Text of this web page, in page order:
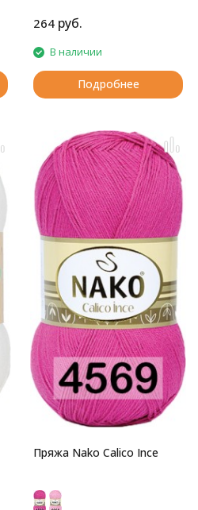
264 руб.
В наличии
Подробнее
Пряжа Nako Calico Ince